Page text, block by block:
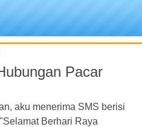
Pacar
aku menerima SMS berisi
Berhari Raya